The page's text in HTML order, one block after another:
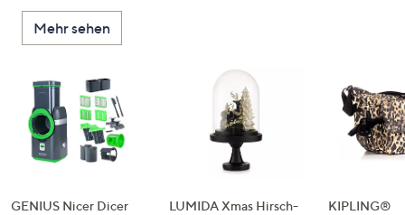
Mehr sehen
GENIUS Nicer Dicer
LUMIDA Xmas Hirsch-
KIPLING®